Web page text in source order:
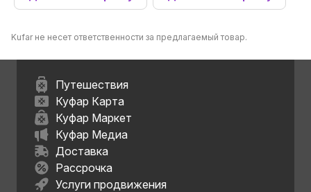
Kufar не несет ответственности за предлагаемый товар.
Путешествия
Куфар Карта
Куфар Маркет
Куфар Медиа
Доставка
Рассрочка
Услуги продвижения